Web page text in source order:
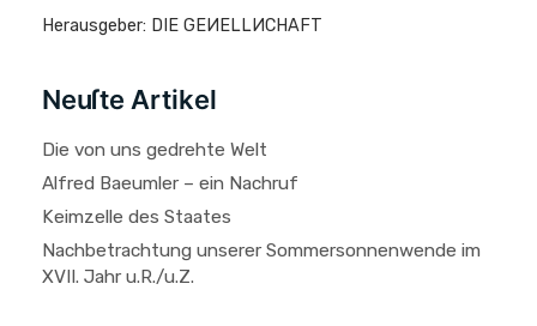
Herausgeber: DIE GEИELLИCHAFT
Neuſte Artikel
Die von uns gedrehte Welt
Alfred Baeumler – ein Nachruf
Keimzelle des Staates
Nachbetrachtung unserer Sommersonnenwende im
XVII. Jahr u.R./u.Z.